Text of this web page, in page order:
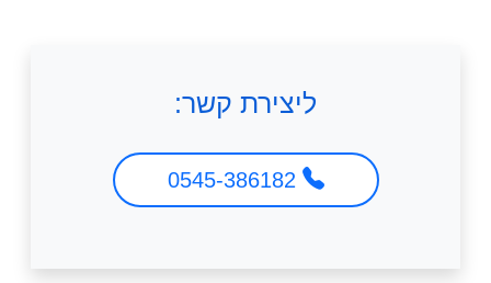
ליצירת קשר: